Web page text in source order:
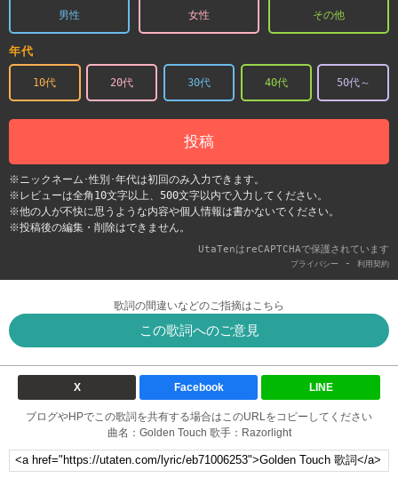
男性 女性 その他
年代
10代 20代 30代 40代 50代～
投稿
※ニックネーム･性別･年代は初回のみ入力できます。
※レビューは全角10文字以上、500文字以内で入力してください。
※他の人が不快に思うような内容や個人情報は書かないでください。
※投稿後の編集・削除はできません。
UtaTenはreCAPTCHAで保護されています
プライバシー - 利用契約
歌詞の間違いなどのご指摘はこちら
この歌詞へのご意見
X Facebook LINE
ブログやHPでこの歌詞を共有する場合はこのURLをコピーしてください
曲名：Golden Touch 歌手：Razorlight